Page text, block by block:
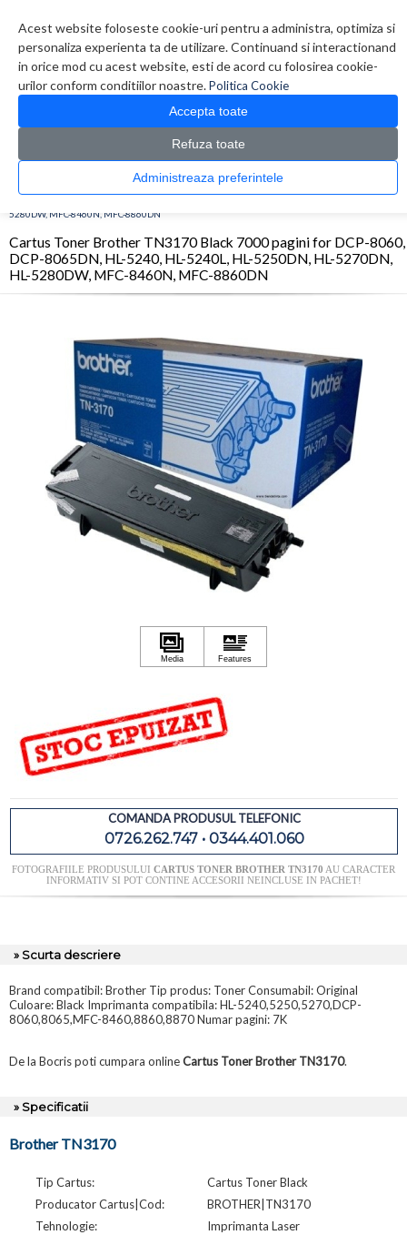
Acest website foloseste cookie-uri pentru a administra, optimiza si
personaliza experienta ta de utilizare. Continuand si interactionand
in orice mod cu acest website, esti de acord cu folosirea cookie-
urilor conform conditiilor noastre.Politica Cookie
Accepta toate
Refuza toate
Administreaza preferintele
0 produs(e)
CATALOG PRODUSE
Consumabile originale > Toner > Cartus Toner Brother TN3170 Black
5280DW, MFC-8460N, MFC-8860DN
Cartus Toner Brother TN3170 Black 7000 pagini for DCP-8060,
DCP-8065DN, HL-5240, HL-5240L, HL-5250DN, HL-5270DN,
HL-5280DW, MFC-8460N, MFC-8860DN
COMANDA PRODUSUL TELEFONIC
0726.262.747 • 0344.401.060
FOTOGRAFIILE PRODUSULUI CARTUS TONER BROTHER TN3170 AU CARACTER
INFORMATIV SI POT CONTINE ACCESORII NEINCLUSE IN PACHET!
» Scurta descriere
Brand compatibil: Brother Tip produs: Toner Consumabil: Original
Culoare: Black Imprimanta compatibila: HL-5240,5250,5270,DCP-
8060,8065,MFC-8460,8860,8870 Numar pagini: 7K
De la Bocris poti cumpara onlineCartus Toner Brother TN3170.
» Specificatii
Brother TN3170
Tip Cartus:
Cartus Toner Black
Producator Cartus|Cod:
BROTHER|TN3170
Tehnologie:
Imprimanta Laser